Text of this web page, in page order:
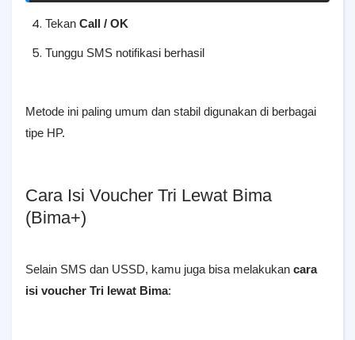
Tekan Call / OK
Tunggu SMS notifikasi berhasil
Metode ini paling umum dan stabil digunakan di berbagai
tipe HP.
Cara Isi Voucher Tri Lewat Bima
(Bima+)
Selain SMS dan USSD, kamu juga bisa melakukan cara
isi voucher Tri lewat Bima: